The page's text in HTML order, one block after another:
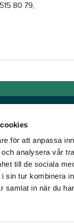
för att anpassa
analysera vår
till de sociala
sin tur kombinera
samlat in när du
80 79,
älskar trav!
vi skapat en